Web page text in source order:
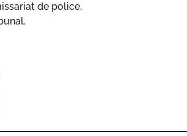
de police,